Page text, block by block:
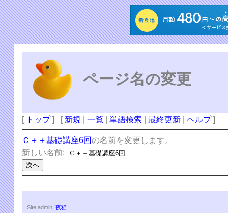
ページ名の変更
[ トップ] [ 新規 |一覧 |単語検索 |最終更新 |ヘルプ]
Ｃ＋＋基礎講座6回の名前を変更します。
新しい名前:
Site admin:夜猫